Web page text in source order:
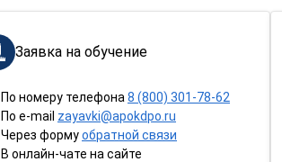
Заявка на обучение
По номеру телефона 8 (800) 301-78-62
По e-mail zayavki@apokdpo.ru
Через формуобратной связи
В онлайн-чате на сайте